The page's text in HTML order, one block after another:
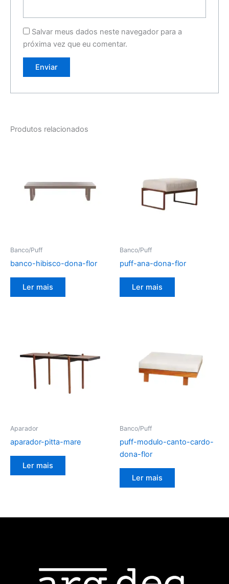
Salvar meus dados neste navegador para a
próxima vez que eu comentar.
Produtos relacionados
Banco/Puff
banco-hibisco-dona-flor
Ler mais
Banco/Puff
puff-ana-dona-flor
Ler mais
Aparador
aparador-pitta-mare
Ler mais
Banco/Puff
puff-modulo-canto-cardo-
dona-flor
Ler mais